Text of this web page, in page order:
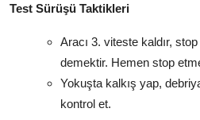
Test Sürüşü Taktikleri
Aracı 3. viteste kaldır,
demektir. Hemen stop
Yokuşta kalkış yap,
kontrol et.